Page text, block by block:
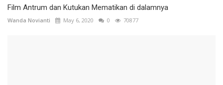
Film Antrum dan Kutukan Mematikan di dalamnya
Wanda Novianti May 6, 2020 0 70877